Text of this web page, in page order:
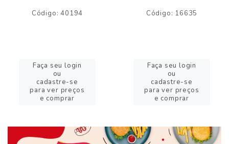
Código: 40194
Faça seu login
ou
cadastre-se
para ver preços
e comprar
Código: 16635
Faça seu login
ou
cadastre-se
para ver preços
e comprar